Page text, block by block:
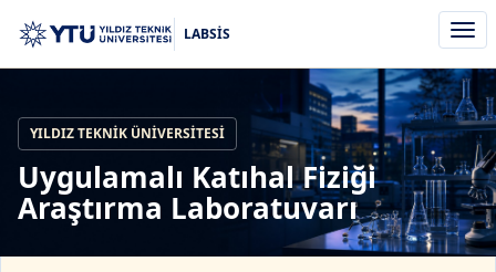
aç/
LABSİS
YILDIZ TEKNIK ÜNIVERSITESI
Uygulamalı Katıhal Fiziği
Araştırma Laboratuvarı